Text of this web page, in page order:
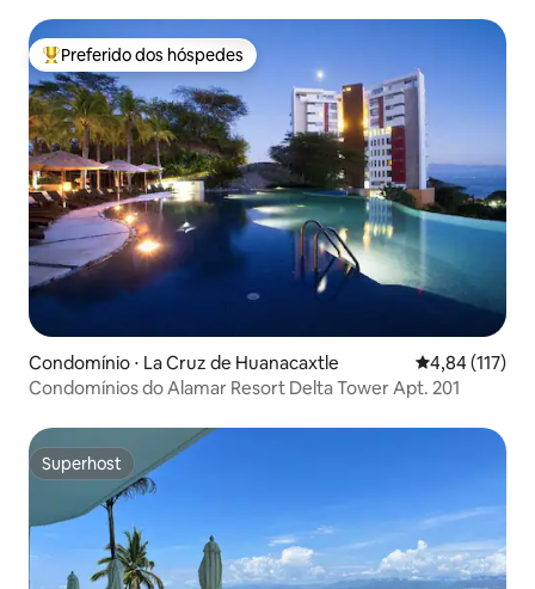
Entre os melhores preferidos dos hóspedes
Preferido dos hóspedes
Condomínio ⋅ La Cruz de Huanacaxtle 4,84 de uma
4,84 (117)
Condomínios do Alamar Resort Delta Tower Apt. 201
Superhost
Superhost